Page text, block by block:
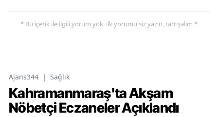
* Bu içerik ile ilgili yorum yok, ilk yorumu siz yazın, tartışalım *
Ajans344 | Sağlık
Kahramanmaraş'ta Akşam
Nöbetçi Eczaneler Açıklandı